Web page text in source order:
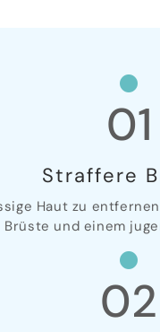
01
Straffere
Haut zu
Brüste und einem
02